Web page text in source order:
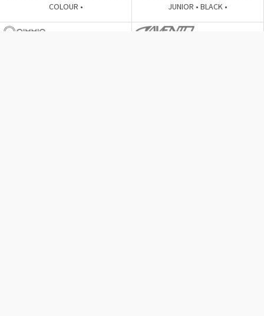
COLOUR •
JUNIOR • BLACK •